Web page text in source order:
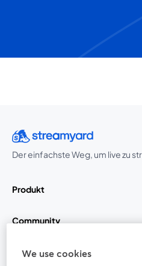
Der einfachste Weg, um live zu
Produkt
Community
StreamYard für
We use cookies